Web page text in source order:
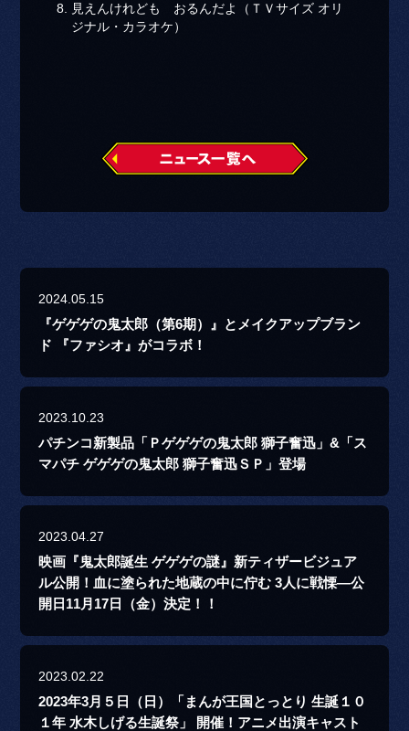
見えんけれども おるんだよ（ＴＶサイズ オリ
ジナル・カラオケ）
2024.05.15
『ゲゲゲの鬼太郎（第6期）』とメイクアップブラン
ド 『ファシオ』がコラボ！
2023.10.23
パチンコ新製品「Ｐゲゲゲの鬼太郎 獅子奮迅」&「ス
マパチ ゲゲゲの鬼太郎 獅子奮迅ＳＰ」登場
2023.04.27
映画『鬼太郎誕生 ゲゲゲの謎』新ティザービジュア
ル公開！血に塗られた地蔵の中に佇む 3人に戦慄―公
開日11月17日（金）決定！！
2023.02.22
2023年3月５日（日）「まんが王国とっとり 生誕１０
１年 水木しげる生誕祭」 開催！アニメ出演キャスト